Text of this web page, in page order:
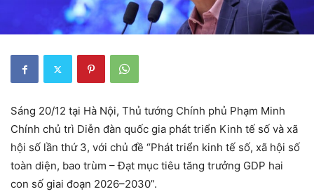
Sáng 20/12 tại Hà Nội, Thủ tướng Chính phủ Phạm Minh
Chính chủ trì Diễn đàn quốc gia phát triển Kinh tế số và xã
hội số lần thứ 3, với chủ đề “Phát triển kinh tế số, xã hội số
toàn diện, bao trùm – Đạt mục tiêu tăng trưởng GDP hai
con số giai đoạn 2026–2030”.